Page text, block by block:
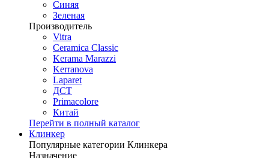
Синяя
Зеленая
Производитель
Vitra
Ceramica Classic
Kerama Marazzi
Kerranova
Laparet
ДСТ
Primacolore
Китай
Перейти в полный каталог
Клинкер
Популярные категории Клинкера
Назначение